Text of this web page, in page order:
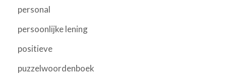
personal
persoonlijke lening
positieve
puzzelwoordenboek